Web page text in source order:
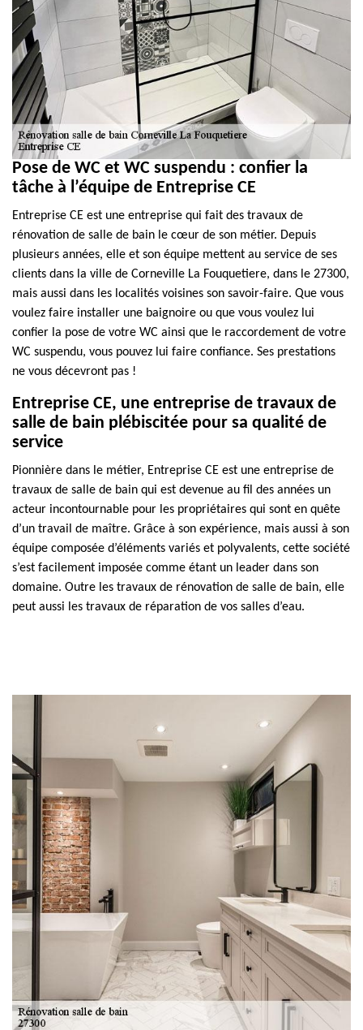
Pose de WC et WC suspendu : confier la
tâche à l’équipe de Entreprise CE
Entreprise CE est une entreprise qui fait des travaux de
rénovation de salle de bain le cœur de son métier. Depuis
plusieurs années, elle et son équipe mettent au service de ses
clients dans la ville de Corneville La Fouquetiere, dans le 27300,
mais aussi dans les localités voisines son savoir-faire. Que vous
voulez faire installer une baignoire ou que vous voulez lui
confier la pose de votre WC ainsi que le raccordement de votre
WC suspendu, vous pouvez lui faire confiance. Ses prestations
ne vous décevront pas !
Entreprise CE, une entreprise de travaux de
salle de bain plébiscitée pour sa qualité de
service
Pionnière dans le métier, Entreprise CE est une entreprise de
travaux de salle de bain qui est devenue au fil des années un
acteur incontournable pour les propriétaires qui sont en quête
d’un travail de maître. Grâce à son expérience, mais aussi à son
équipe composée d’éléments variés et polyvalents, cette société
s’est facilement imposée comme étant un leader dans son
domaine. Outre les travaux de rénovation de salle de bain, elle
peut aussi les travaux de réparation de vos salles d’eau.